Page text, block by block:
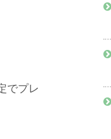
でプレ